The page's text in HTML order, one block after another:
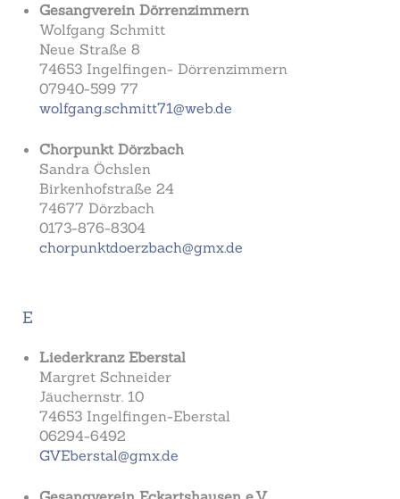
Gesangverein Dörrenzimmern
Wolfgang Schmitt
Neue Straße 8
74653 Ingelfingen- Dörrenzimmern
07940-599 77
wolfgang.schmitt71@web.de
Chorpunkt Dörzbach
Sandra Öchslen
Birkenhofstraße 24
74677 Dörzbach
0173-876-8304
chorpunktdoerzbach@gmx.de
E
Liederkranz Eberstal
Margret Schneider
Jäuchernstr. 10
74653 Ingelfingen-Eberstal
06294-6492
GVEberstal@gmx.de